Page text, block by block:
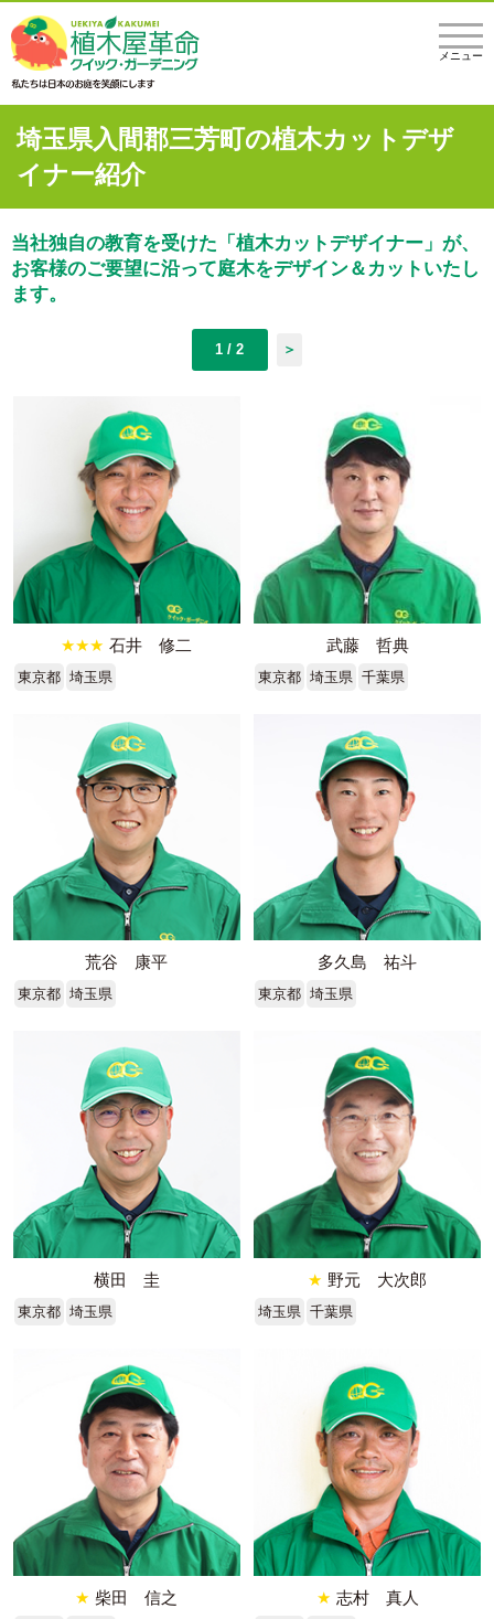
メニュー
埼玉県入間郡三芳町の植木カットデザ
イナー紹介
当社独自の教育を受けた「植木カットデザイナー」が、
お客様のご要望に沿って庭木をデザイン＆カットいたし
ます。
1 / 2 ＞
★★★ 石井 修二
東京都 埼玉県
武藤 哲典
東京都 埼玉県 千葉県
荒谷 康平
東京都 埼玉県
多久島 祐斗
東京都 埼玉県
横田 圭
東京都 埼玉県
★ 野元 大次郎
埼玉県 千葉県
★ 柴田 信之 ★ 志村 真人